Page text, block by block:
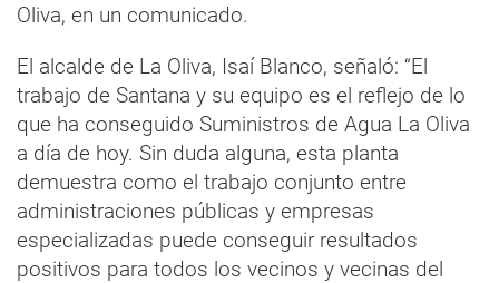
Oliva, en un comunicado.
El alcalde de La Oliva, Isaí Blanco, señaló: “El
trabajo de Santana y su equipo es el reflejo de lo
que ha conseguido Suministros de Agua La Oliva
a día de hoy. Sin duda alguna, esta planta
demuestra como el trabajo conjunto entre
administraciones públicas y empresas
especializadas puede conseguir resultados
positivos para todos los vecinos y vecinas del